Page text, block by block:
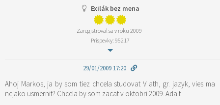
Exilák bez mena
Zaregistroval sa v roku 2009
Príspevky: 95217
29/01/2009 17:20
Ahoj Markos, ja by som tiez chcela studovat V ath, gr. jazyk, vies ma
nejako usmernit? Chcela by som zacat v oktobri 2009. Ada t